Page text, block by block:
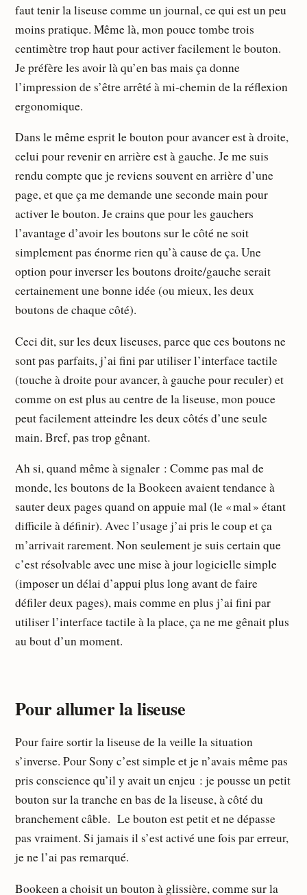
faut tenir la liseuse comme un journal, ce qui est un peu
moins pratique. Même là, mon pouce tombe trois
centimètre trop haut pour activer facilement le bouton.
Je préfère les avoir là qu’en bas mais ça donne
l’impression de s’être arrêté à mi-chemin de la réflexion
ergonomique.
Dans le même esprit le bouton pour avancer est à droite,
celui pour revenir en arrière est à gauche. Je me suis
rendu compte que je reviens souvent en arrière d’une
page, et que ça me demande une seconde main pour
activer le bouton. Je crains que pour les gauchers
l’avantage d’avoir les boutons sur le côté ne soit
simplement pas énorme rien qu’à cause de ça. Une
option pour inverser les boutons droite/gauche serait
certainement une bonne idée (ou mieux, les deux
boutons de chaque côté).
Ceci dit, sur les deux liseuses, parce que ces boutons ne
sont pas parfaits, j’ai fini par utiliser l’interface tactile
(touche à droite pour avancer, à gauche pour reculer) et
comme on est plus au centre de la liseuse, mon pouce
peut facilement atteindre les deux côtés d’une seule
main. Bref, pas trop gênant.
Ah si, quand même à signaler : Comme pas mal de
monde, les boutons de la Bookeen avaient tendance à
sauter deux pages quand on appuie mal (le « mal » étant
difficile à définir). Avec l’usage j’ai pris le coup et ça
m’arrivait rarement. Non seulement je suis certain que
c’est résolvable avec une mise à jour logicielle simple
(imposer un délai d’appui plus long avant de faire
défiler deux pages), mais comme en plus j’ai fini par
utiliser l’interface tactile à la place, ça ne me gênait plus
au bout d’un moment.
Pour allumer la liseuse
Pour faire sortir la liseuse de la veille la situation
s’inverse. Pour Sony c’est simple et je n’avais même pas
pris conscience qu’il y avait un enjeu : je pousse un petit
bouton sur la tranche en bas de la liseuse, à côté du
branchement câble. Le bouton est petit et ne dépasse
pas vraiment. Si jamais il s’est activé une fois par erreur,
je ne l’ai pas remarqué.
Bookeen a choisit un bouton à glissière, comme sur la